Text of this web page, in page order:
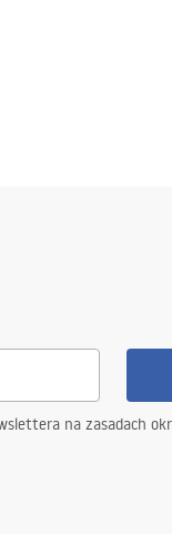
na zasadach